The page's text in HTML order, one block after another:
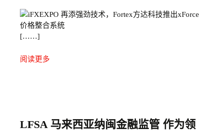
[……]
阅读更多
LFSA 马来西亚纳闽金融监管 作为领